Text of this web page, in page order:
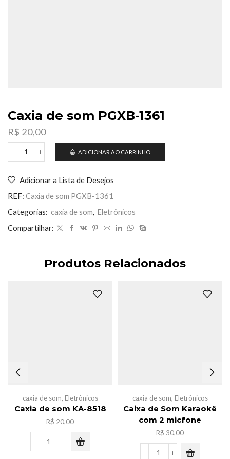
Caxia de som PGXB-1361
R$ 20,00
Caxia
PGXB-
1361
ADICIONAR AO CARRINHO
Adicionar a Lista de Desejos
REF: Caxia de som PGXB-1361
Categorias: caxia de som, Eletrônicos
Compartilhar:
Produtos Relacionados
caxia de som, Eletrônicos
Caxia de som KA-8518
R$ 20,00
Caxia
caxia de som, Eletrônicos
Caixa de Som Karaokê
com 2 micfone
R$ 30,00
Caixa